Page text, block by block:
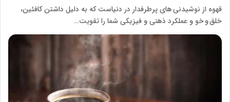
قهوه از نوشیدنی های پرطرفدار در دنیاست که به دلیل داشتن کافئین،
خلق و خو و ​​عملکرد ذهنی و فیزیکی شما را تقویت…